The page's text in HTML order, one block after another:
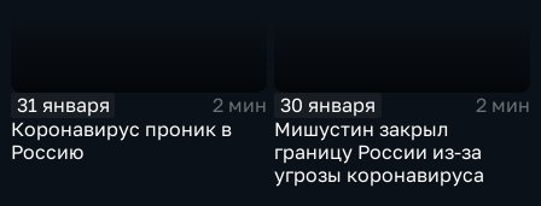
31 января
2 мин
Коронавирус проник в
Россию
30 января
2 мин
Мишустин закрыл
границу России из-за
угрозы коронавируса